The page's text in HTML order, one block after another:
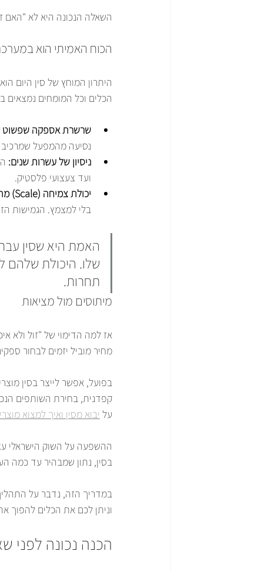
השאלה הנכונה היא לא "האם
הכוח האמיתי הוא
היתרון המוחץ של סין היום
הכלים וכל המומחים נמצאים
שרשרת אספקה שפשוט
נסיעה מהמפעל
ניסיון של עשרות שנים:
ועד צעצועי פלסטיק.
יכולת צמיחה (Scale) מהירה:
בלי למצמץ. הגמישות
האמת היא שסין
שלו. היכולת שלהם
תחרות.
מיתוסים מול מציאות
אז למה הדימוי של "זול ולא
מחיר מוביל יזמים לבחור
בפועל, אפשר לייצר בסין
קפדנית, בחירת השותפים
על יבוא מסין ואיך למצוא
בסין, נתון שמבהיר עד כמה
במדריך הזה, נדבר על
וניתן לכם את הכלים להפוך
הכנה נכונה לפני